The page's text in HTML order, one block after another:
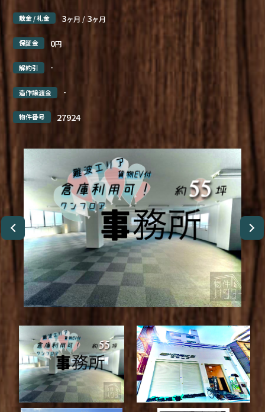
敷金 / 礼金 3ヶ月 / 3ヶ月
保証金 0円
解約引 -
造作譲渡金 -
物件番号 27924